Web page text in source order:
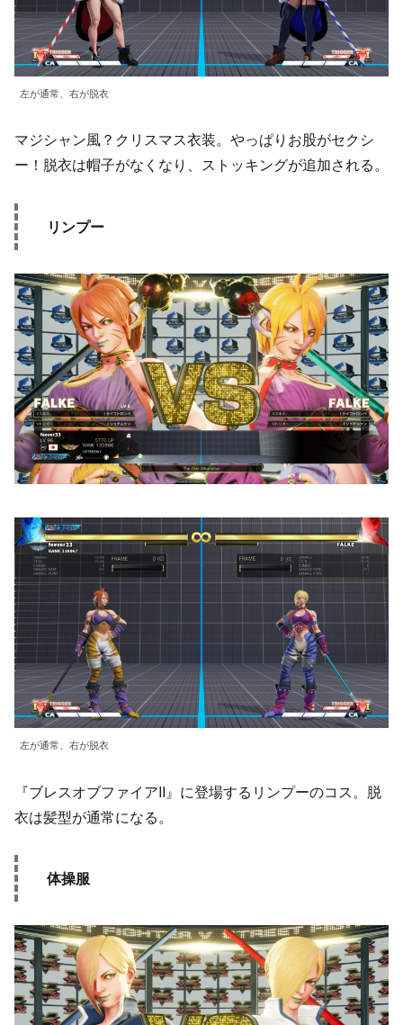
左が通常、右が脱衣
マジシャン風？クリスマス衣装。やっぱりお股がセクシ
ー！脱衣は帽子がなくなり、ストッキングが追加される。
リンプー
左が通常、右が脱衣
『ブレスオブファイアII』に登場するリンプーのコス。脱
衣は髪型が通常になる。
体操服